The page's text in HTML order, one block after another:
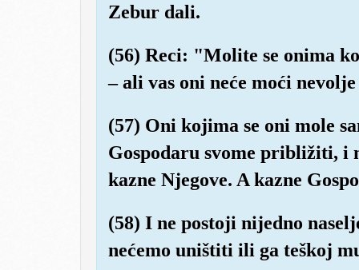
Zebur dali.
(56) Reci: "Molite se onima
– ali vas oni neće moći
(57) Oni kojima se oni mole
Gospodaru svome približiti, i
kazne Njegove. A kazne
(58) I ne postoji nijedno
nećemo uništiti ili ga teškoj